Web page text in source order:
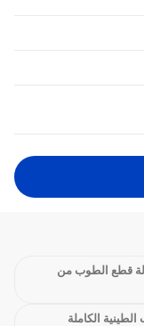
قطع الطوب من
الكاملة